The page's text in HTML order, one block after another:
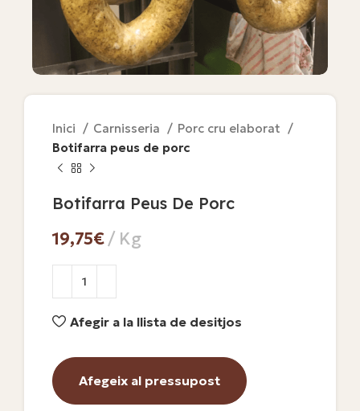
Inici Carnisseria
Porc cru elaborat
Botifarra peus de porc
Botifarra Peus De Porc
€
Afegir a la llista de desitjos
Afegeix al pressupost